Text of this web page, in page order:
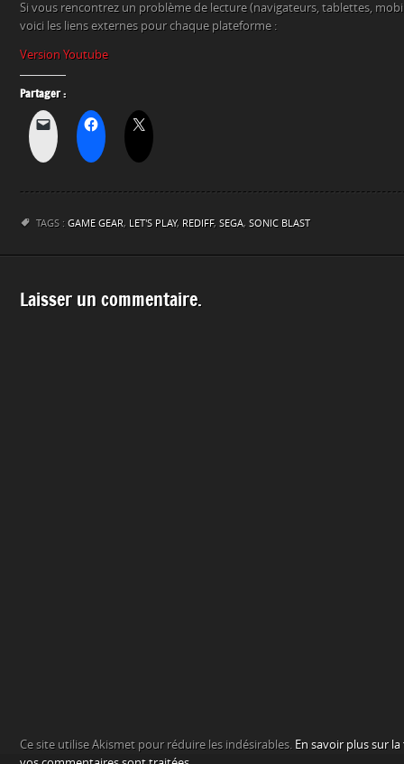
Si vous rencontrez un problème de lecture (navigateurs, tablettes,
voici les liens externes pour chaque plateforme :
Version Youtube
Partager :
TAGS : GAME GEAR, LET'S PLAY, REDIFF, SEGA, SONIC BLAST
Laisser un commentaire.
Ce site utilise Akismet pour réduire les indésirables. En savoir plus sur